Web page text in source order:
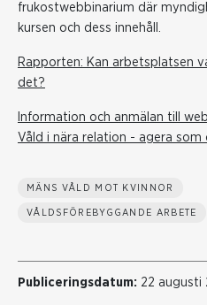
frukostwebbinarium där
kursen och dess innehåll.
Rapporten: Kan arbetsplatsen
det?
Information och anmälan till
Våld i nära relation - agera som
MÄNS VÅLD MOT KVINNOR
VÅLDSFÖREBYGGANDE ARBETE
Publiceringsdatum: 22 augusti